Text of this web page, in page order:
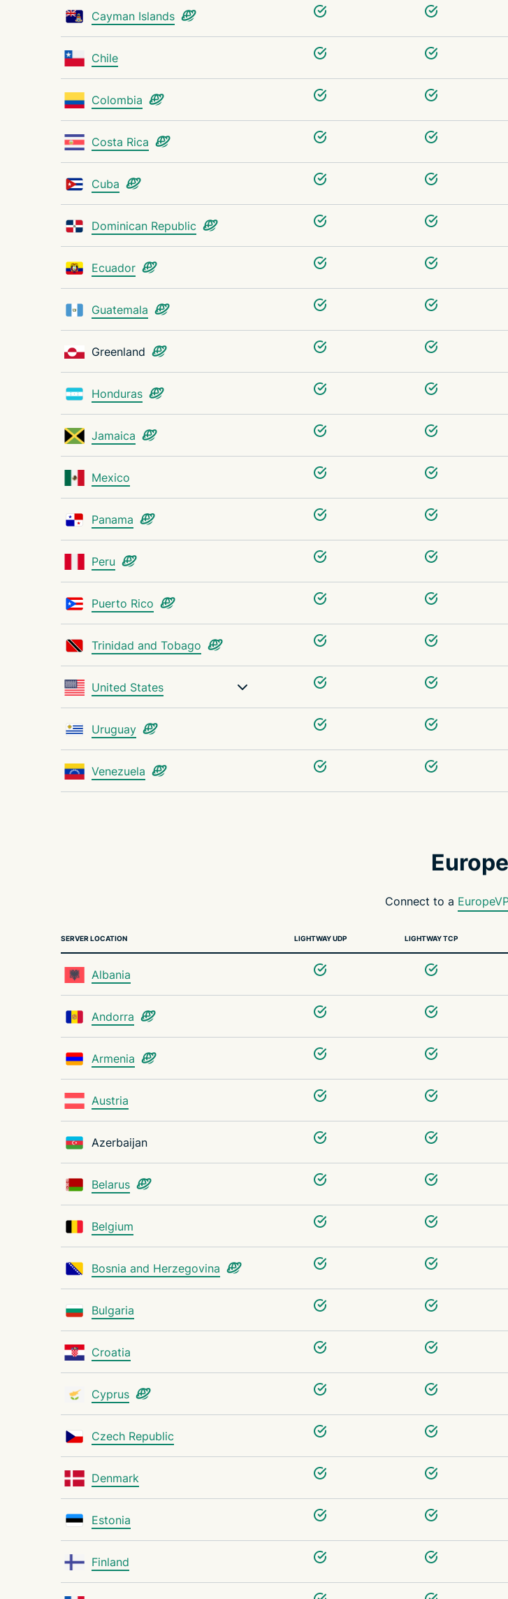
Cayman Islands
Chile
Colombia
Costa Rica
Cuba
Dominican Republic
Ecuador
Guatemala
Greenland
Honduras
Jamaica
Mexico
Panama
Peru
Puerto Rico
Trinidad and Tobago
United States
Uruguay
Venezuela
Europe
Connect to a
SERVER LOCATION LIGHTWAY UDP LIGHTWAY TCP
Albania
Andorra
Armenia
Austria
Azerbaijan
Belarus
Belgium
Bosnia and Herzegovina
Bulgaria
Croatia
Cyprus
Czech Republic
Denmark
Estonia
Finland